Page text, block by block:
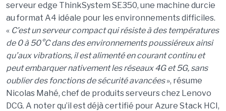
serveur edge ThinkSystem SE350, une machine durcie
au format A4 idéale pour les environnements difficiles.
« C’est un serveur compact qui résiste à des températures
de 0à50°C dans des environnements poussiéreux ainsi
qu’aux vibrations, il est alimenté en courant continu et
peut embarquer nativement les réseaux 4G et 5G, sans
oublier des fonctions de sécurité avancées», résume
Nicolas Mahé, chef de produits serveurs chez Lenovo
DCG. A noter qu’il est déjà certifié pour Azure Stack HCI,